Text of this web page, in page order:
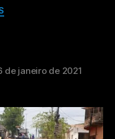
de janeiro de 2021